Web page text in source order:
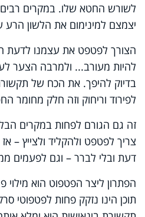
לשורש החטא שלו. במקרים
יצמצם למינימום את הלשון הרע
הצורך לפטפט את עצמנו לדעת
להיות מעורב... ולמרבה הצער
בדיוק להיפך. את הכח של
לפירוד וריחוק וזה חלק מחומר
זה גם הגורם לפחות במקרים
צריך לפטפט ולהקליד ולצייץ –
דעת ובלי לברר – וגם לפעמים
הפתרון ליצר הפטפוט הוא מילוי
תוכן הינו נזקק פחות לפטפוטי